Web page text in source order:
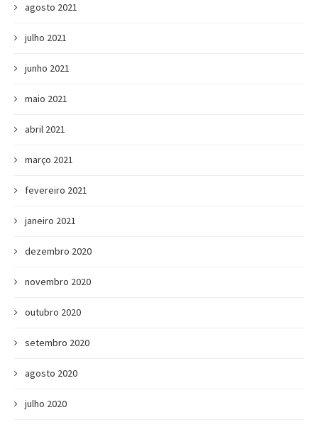
agosto 2021
julho 2021
junho 2021
maio 2021
abril 2021
março 2021
fevereiro 2021
janeiro 2021
dezembro 2020
novembro 2020
outubro 2020
setembro 2020
agosto 2020
julho 2020